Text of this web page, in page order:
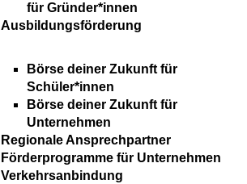
für Gründer*innen
Ausbildungsförderung
Börse deiner Zukunft für
Schüler*innen
Börse deiner Zukunft für
Unternehmen
Regionale Ansprechpartner
Förderprogramme für Unternehmen
Verkehrsanbindung